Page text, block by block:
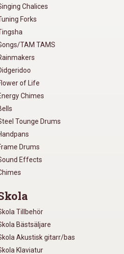
Chalices
Forks
TAM TAMS
of Life
Chimes
Tounge Drums
Drums
Effects
Tillbehör
Bästsäljare
Akustisk gitarr/bas
Klaviatur